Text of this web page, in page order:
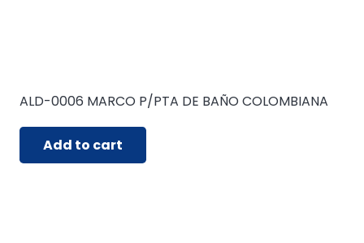
ALD-0006 MARCO P/PTA DE BAÑO COLOMBIANA
Add to cart